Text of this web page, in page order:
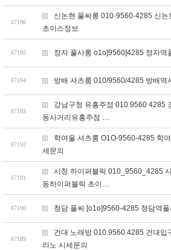
67196
신논현 풀싸롱 010·9560·4285 신
초이스정보
67195 정자 풀사롱 o1o]9560]4285 정자역
67194 방배 셔츠룸 010/9560/4285 방배역
67193
강남구청 유흥주점 010 9560 4285
동사거리유흥주점 …
67192
학여울 셔츠룸 O1O-9560-4285 학
세문의
67191
시청 하이퍼블릭 010_9560_4285
동하이퍼블릭 초이…
67190 청담 풀싸 [o1o]9560-4285 청담역
67189
건대 노래방 010.9560.4285 건대입
리노 시세문의